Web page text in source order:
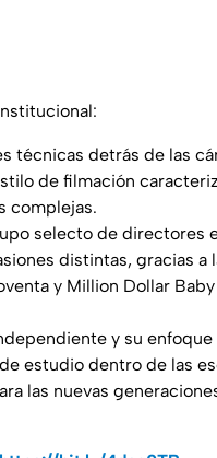
técnicas detrás de las
de filmación
complejas.
selecto de directores
distintas, gracias a
y Million Dollar Baby
y su
estudio dentro de las
las nuevas